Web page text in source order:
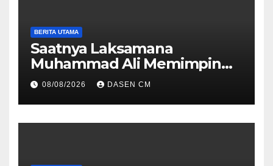
BERITA UTAMA
Saatnya Laksamana
Muhammad Ali Memimpin
TNI: Menjaga Keseimbangan
Politik dan Soliditas
Antarmatra
08/08/2026 DASEN CM